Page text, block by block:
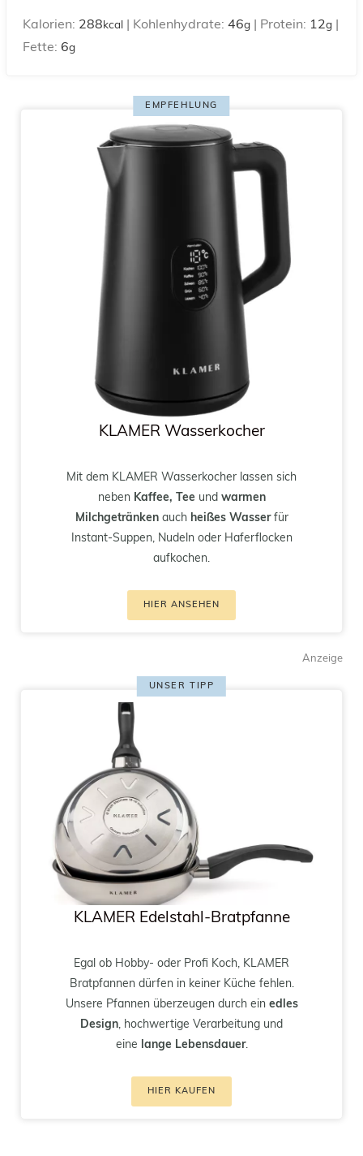
Kalorien: 288 kcal Kohlenhydrate: 46g Protein: 12g
Fette: 6g
EMPFEHLUNG
KLAMER Wasserkocher
Mit dem KLAMER Wasserkocher lassen sich
neben Kaffee, Tee und warmen
Milchgetränkenauch heißes Wasserfür
Instant-Suppen, Nudeln oder Haferflocken
aufkochen.
HIER ANSEHEN
Anzeige
UNSER TIPP
KLAMER Edelstahl-Bratpfanne
Egal ob Hobby- oder Profi Koch, KLAMER
Bratpfannen dürfen in keiner Küche fehlen.
Unsere Pfannen überzeugen durch ein edles
Design, hochwertige Verarbeitung und
eine lange Lebensdauer.
HIER KAUFEN